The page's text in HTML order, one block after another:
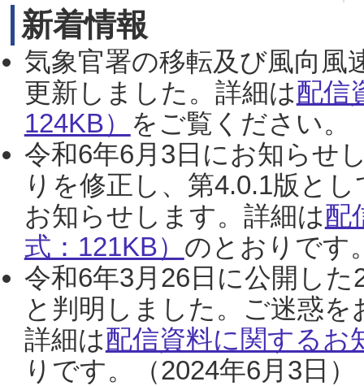
新着情報
気象官署の移転及び風向風
更新しました。詳細は配信
124KB） をご覧ください。
令和6年6月3日にお知らせ
りを修正し、第4.0.1版と
お知らせします。詳細は配
式：121KB） のとおりです
令和6年3月26日に公開し
と判明しました。ご迷惑
詳細は配信資料に関するお
りです。（2024年6月3日）